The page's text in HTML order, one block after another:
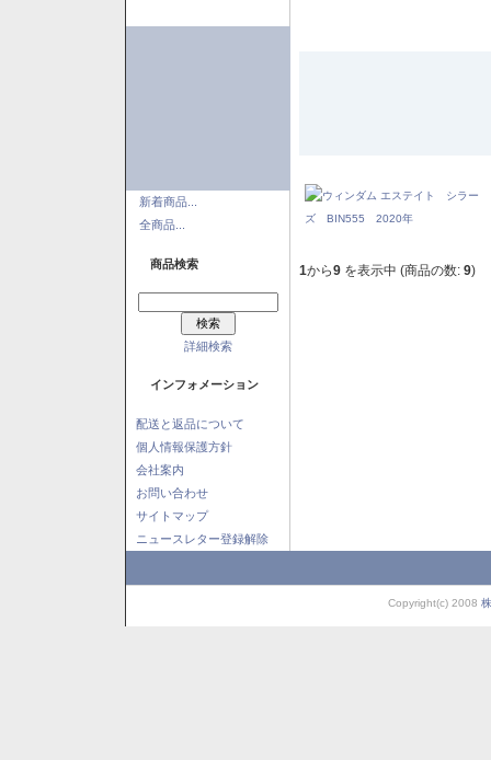
新着商品...
全商品...
商品検索
詳細検索
インフォメーション
配送と返品について
個人情報保護方針
会社案内
お問い合わせ
サイトマップ
ニュースレター登録解除
1から9 を表示中 (商品の数: 9)
Copyright(c) 2008